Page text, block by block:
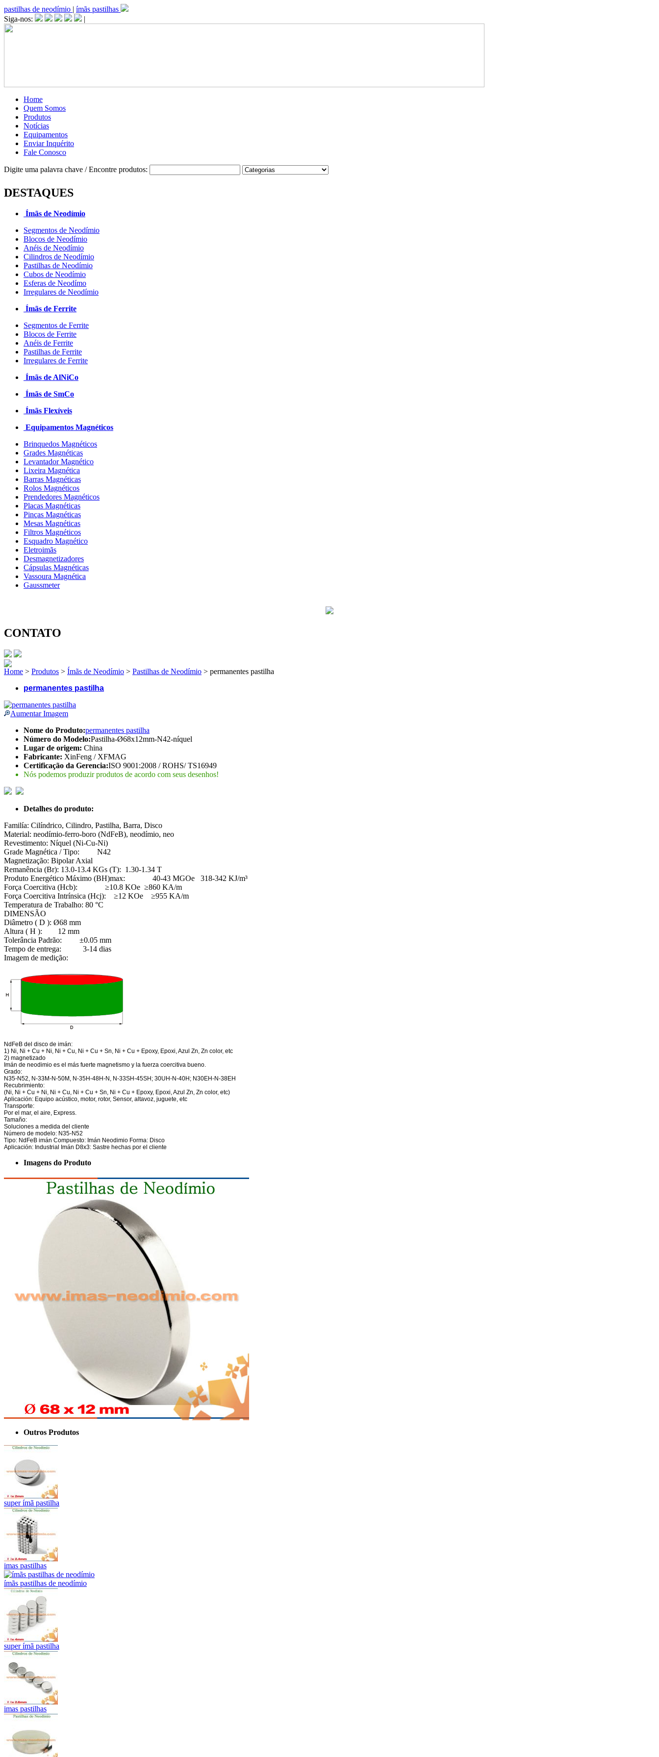
pastilhas de neodímio | ímãs pastilhas
Siga-nos:
|
Home
Quem Somos
Produtos
Notícias
Equipamentos
Enviar Inquérito
Fale Conosco
Digite uma palavra chave / Encontre produtos:
DESTAQUES
Ímãs de Neodímio
Segmentos de Neodímio
Blocos de Neodímio
Anéis de Neodímio
Cilindros de Neodímio
Pastilhas de Neodímio
Cubos de Neodímio
Esferas de Neodímo
Irregulares de Neodímio
Ímãs de Ferrite
Segmentos de Ferrite
Blocos de Ferrite
Anéis de Ferrite
Pastilhas de Ferrite
Irregulares de Ferrite
Ímãs de AlNiCo
Ímãs de SmCo
Ímãs Flexíveis
Equipamentos Magnéticos
Brinquedos Magnéticos
Grades Magnéticas
Levantador Magnético
Lixeira Magnética
Barras Magnéticas
Rolos Magnéticos
Prendedores Magnéticos
Placas Magnéticas
Pinças Magnéticas
Mesas Magnéticas
Filtros Magnéticos
Esquadro Magnético
Eletroimãs
Desmagnetizadores
Cápsulas Magnéticas
Vassoura Magnética
Gaussmeter
CONTATO
Home > Produtos > Ímãs de Neodímio > Pastilhas de Neodímio > permanentes pastilha
permanentes pastilha
Aumentar Imagem
Nome do Produto:permanentes pastilha
Número do Modelo:Pastilha-Ø68x12mm-N42-níquel
Lugar de origem: China
Fabricante: XinFeng / XFMAG
Certificação da Gerencia:ISO 9001:2008 / ROHS/ TS16949
Nós podemos produzir produtos de acordo com seus desenhos!
Detalhes do produto:
Familía: Cilíndrico, Cilindro, Pastilha, Barra, Disco
Material: neodímio-ferro-boro (NdFeB), neodímio, neo
Revestimento: Níquel (Ni-Cu-Ni)
Grade Magnética / Tipo: N42
Magnetização: Bipolar Axial
Remanência (Br): 13.0-13.4 KGs (T): 1.30-1.34 T
Produto Energético Máximo (BH)max: 40-43 MGOe 318-342 KJ/m³
Força Coercitiva (Hcb): ≥10.8 KOe ≥860 KA/m
Força Coercitiva Intrínsica (Hcj): ≥12 KOe ≥955 KA/m
Temperatura de Trabalho: 80 °C
DIMENSÃO
Diâmetro ( D ): Ø68 mm
Altura ( H ): 12 mm
Tolerância Padrão: ±0.05 mm
Tempo de entrega: 3-14 dias
Imagem de medição:
NdFeB del disco de imán:
1) Ni, Ni + Cu + Ni, Ni + Cu, Ni + Cu + Sn, Ni + Cu + Epoxy, Epoxi, Azul Zn, Zn color, etc
2) magnetizado
Imán de neodimio es el más fuerte magnetismo y la fuerza coercitiva bueno.
Grado:
N35-N52, N-33M-N-50M, N-35H-48H-N, N-33SH-45SH; 30UH-N-40H; N30EH-N-38EH
Recubrimiento:
(Ni, Ni + Cu + Ni, Ni + Cu, Ni + Cu + Sn, Ni + Cu + Epoxy, Epoxi, Azul Zn, Zn color, etc)
Aplicación: Equipo acústico, motor, rotor, Sensor, altavoz, juguete, etc
Transporte:
Por el mar, el aire, Express.
Tamaño:
Soluciones a medida del cliente
Número de modelo: N35-N52
Tipo: NdFeB imán Compuesto: Imán Neodimio Forma: Disco
Aplicación: Industrial Imán D8x3: Sastre hechas por el cliente
Imagens do Produto
Outros Produtos
super ímã pastilha
imas pastilhas
ímãs pastilhas de neodímio
super ímã pastilha
imas pastilhas